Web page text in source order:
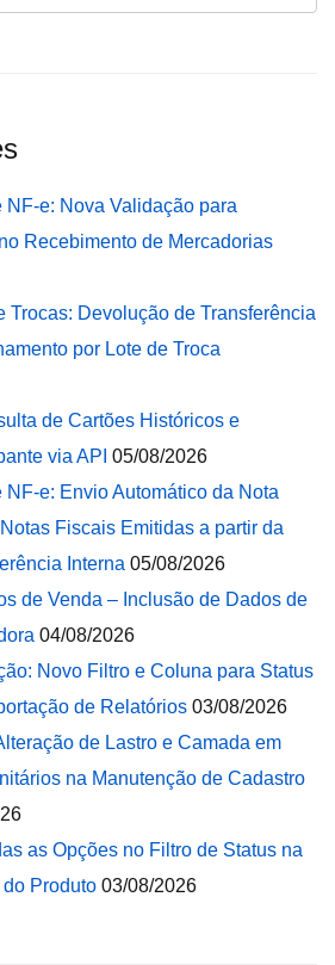
NF-e: Nova Validação para
Recebimento de Mercadorias
Trocas: Devolução de Transferência
por Lote de Troca
de Cartões Históricos e
via API 05/08/2026
NF-e: Envio Automático da Nota
Fiscais Emitidas a partir da
Interna 05/08/2026
de Venda – Inclusão de Dados de
04/08/2026
Novo Filtro e Coluna para Status
de Relatórios 03/08/2026
de Lastro e Camada em
na Manutenção de Cadastro
as Opções no Filtro de Status na
Produto 03/08/2026